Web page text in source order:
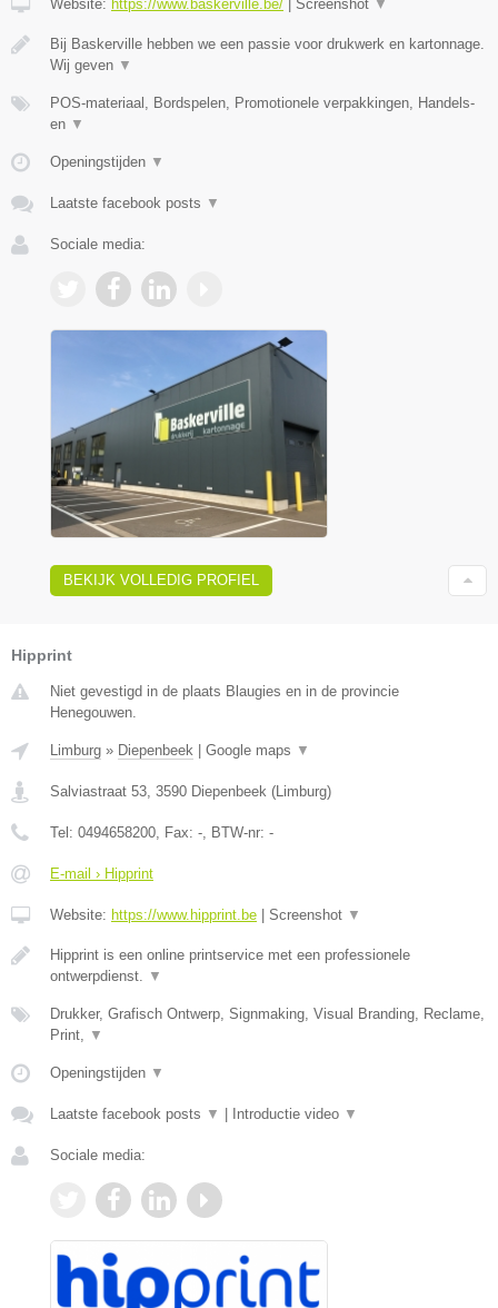
Website: https://www.baskerville.be/ Screenshot ▼
Bij Baskerville hebben we een passie voor drukwerk en kartonnage.
Wij geven ▼
POS-materiaal, Bordspelen, Promotionele verpakkingen, Handels-
en ▼
Openingstijden ▼
Laatste facebook posts ▼
Sociale media:
BEKIJK VOLLEDIG PROFIEL
Hipprint
Niet gevestigd in de plaats Blaugies en in de provincie
Henegouwen.
Limburg » Diepenbeek | Google maps ▼
Salviastraat 53 3590 Diepenbeek (Limburg)
Tel: 0494658200 , Fax: - , BTW-nr: -
E-mail › Hipprint
Website: https://www.hipprint.be | Screenshot ▼
Hipprint is een online printservice met een professionele
ontwerpdienst.
▼
Drukker, Grafisch Ontwerp, Signmaking, Visual Branding, Reclame,
Print,
▼
Openingstijden ▼
Laatste facebook posts ▼ | Introductie video ▼
Sociale media: